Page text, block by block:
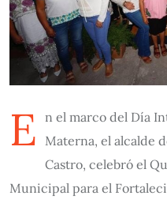
E n el marco del Día
Materna, el alcalde
Castro, celebró el
Municipal para el